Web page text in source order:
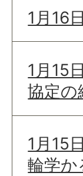
1月16
1月15
協定の
1月15
輪学か